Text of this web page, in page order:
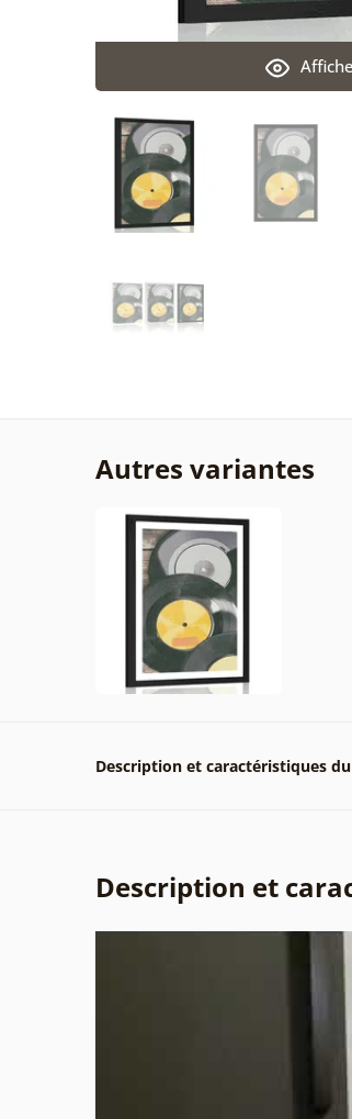
Autres variantes
Description et caractéristiques
Description et